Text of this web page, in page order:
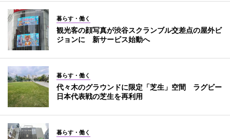
暮らす・働く
観光客の顔写真が渋谷スクランブル交差点の屋外ビ
ジョンに 新サービス始動へ
暮らす・働く
代々木のグラウンドに限定「芝生」空間 ラグビー
日本代表戦の芝生を再利用
暮らす・働く